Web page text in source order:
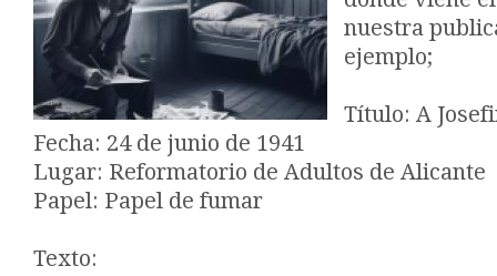
nuestra
ejemplo;
Título: A
Fecha: 24 de junio de 1941
Lugar: Reformatorio de Adultos de Alicante
Papel: Papel de fumar
Texto: